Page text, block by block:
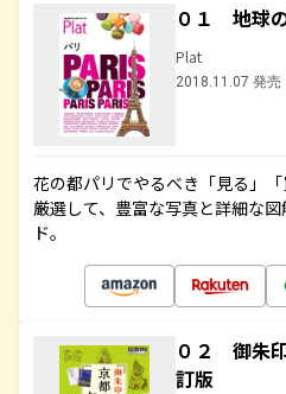
０１ 地球
Plat
2018.11.07 発売
花の都パリでやるべき「見る」
厳選して、豊富な写真と詳細な
ド。
０２ 御朱
訂版